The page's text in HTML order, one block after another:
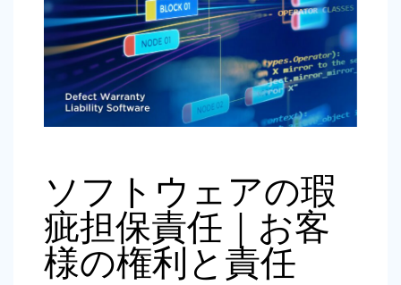
ソフトウェアの瑕
疵担保責任｜お客
様の権利と責任